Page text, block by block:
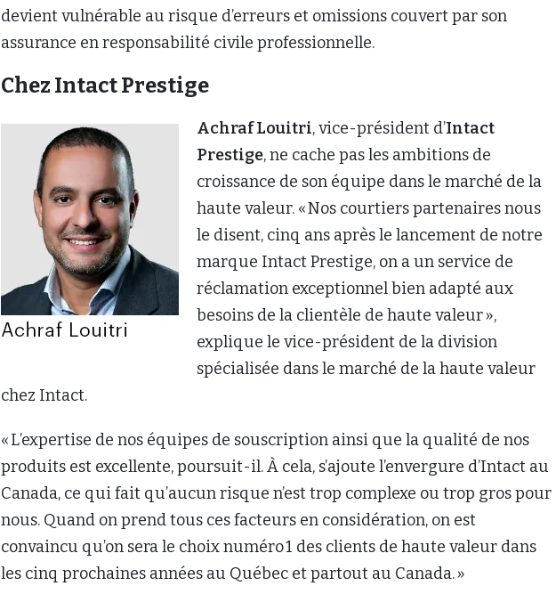
devient vulnérable au risque d’erreurs et omissions couvert par son
assurance en responsabilité civile professionnelle.
Chez Intact Prestige
Achraf Louitri, vice-président d’Intact
Prestige, ne cache pas les ambitions de
croissance de son équipe dans le marché de la
haute valeur. « Nos courtiers partenaires nous
le disent, cinq ans après le lancement de notre
marque Intact Prestige, on a un service de
réclamation exceptionnel bien adapté aux
besoins de la clientèle de haute valeur »,
explique le vice-président de la division
spécialisée dans le marché de la haute valeur
chez Intact.
« L’expertise de nos équipes de souscription ainsi que la qualité de nos
produits est excellente, poursuit-il. À cela, s’ajoute l’envergure d’Intact au
Canada, ce qui fait qu’aucun risque n’est trop complexe ou trop gros pour
nous. Quand on prend tous ces facteurs en considération, on est
convaincu qu’on sera le choix numéro 1 des clients de haute valeur dans
les cinq prochaines années au Québec et partout au Canada. »